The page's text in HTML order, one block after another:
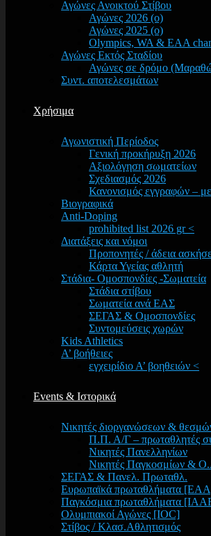
Αγώνες Ανοικτού Στίβου
Αγώνες 2026 (o)
Αγώνες 2025 (o)
Olympics, WA & EAA
Αγώνες Εκτός Σταδίου
Αγώνες σε δρόμο
Συντ. αποτελεσμάτων
Χρήσιμα
Αγωνιστική Περίοδος
Γενική προκήρυξη 2026
Αξιολόγηση σωματείων
Σχεδιασμός 2026
Κανονισμός εγγραφών –
Βιογραφικά
Anti-Doping
prohibited list 2026 gr <
Διατάξεις και νόμοι
Προπονητές / άδεια
Κάρτα Υγείας αθλητή
Στάδια- Ομοσπονδίες -Σωματεία
Στάδια στίβου
Σωματεία ανά ΕΑΣ
ΣΕΓΑΣ & Ομοσπονδίες
Συντομεύσεις χωρών
Kids Athletics
Α’ βοήθειες
εγχειρίδιο Α’ βοηθειών <
Events & Ιστορικά
Νικητές διοργανώσεων &
Π.Π. Α/Γ – πρωταθλητές
Νικητές Πανελληνίων
Νικητές Παγκοσμίων &
ΣΕΓΑΣ & Πανελ. Πρωταθλ.
Ευρωπαϊκά πρωταθλήματα
Παγκόσμια πρωταθλήματα
Ολυμπιακοί Αγώνες [IOC]
Στίβος / Κλασ.Αθλητισμός